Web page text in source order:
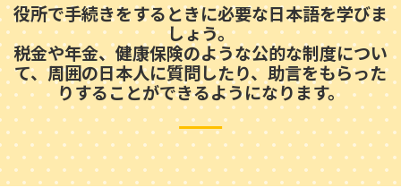
役所で手続きをするときに必要な日本語を学びま
しょう。
税金や年金、健康保険のような公的な制度につい
て、周囲の日本人に質問したり、助言をもらった
りすることができるようになります。